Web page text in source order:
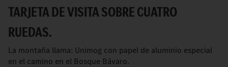
TARJETA DE VISITA SOBRE CUATRO
RUEDAS.
La montaña llama: Unimog con papel de aluminio especial
en el camino en el Bosque Bávaro.